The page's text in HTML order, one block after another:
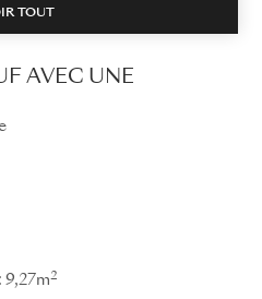
TOUT
AVEC UNE
9,27m2